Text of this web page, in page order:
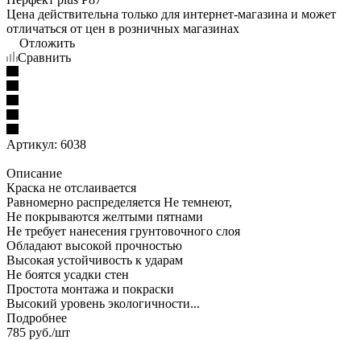
Цена действительна только для интернет-магазина и может
отличаться от цен в розничных магазинах
Отложить
Сравнить
Артикул: 6038
Описание
Краска не отслаивается
Равномерно распределяется Не темнеют,
Не покрываются желтыми пятнами
Не требует нанесения грунтовочного слоя
Обладают высокой прочностью
Высокая устойчивость к ударам
Не боятся усадки стен
Простота монтажа и покраски
Высокий уровень экологичности...
Подробнее
785 руб./шт